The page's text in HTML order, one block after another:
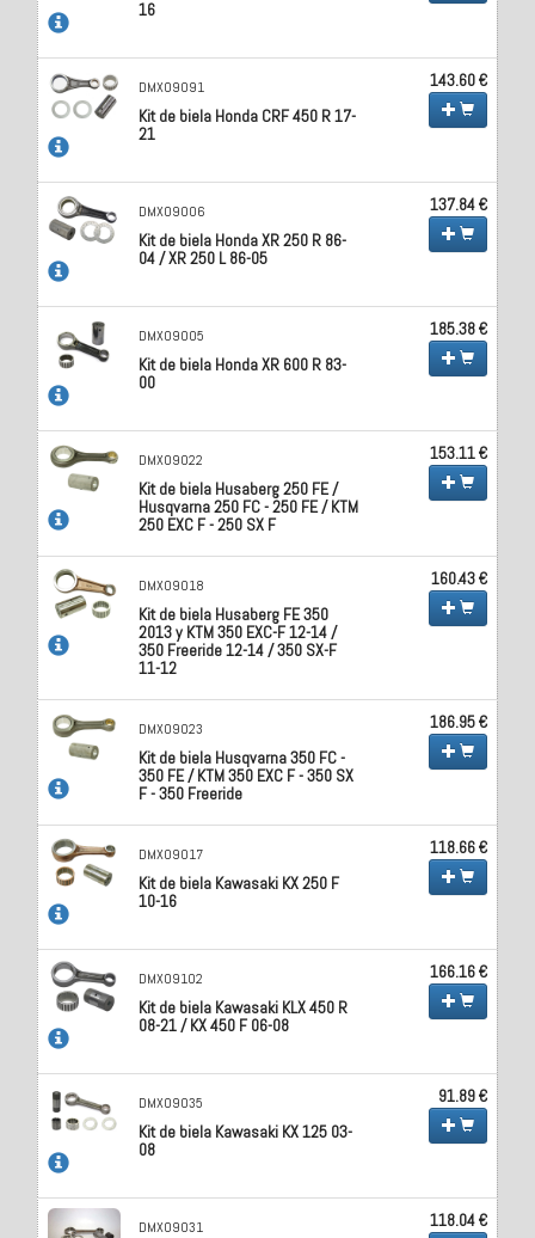
16
DMX09091
Kit de biela Honda CRF 450 R 17-
21
143.60 €
DMX09006
Kit de biela Honda XR 250 R 86-
04 / XR 250 L 86-05
137.84 €
DMX09005
Kit de biela Honda XR 600 R 83-
00
185.38 €
DMX09022
Kit de biela Husaberg 250 FE /
Husqvarna 250 FC - 250 FE / KTM
250 EXC F - 250 SX F
153.11 €
DMX09018
Kit de biela Husaberg FE 350
2013 y KTM 350 EXC-F 12-14 /
350 Freeride 12-14 / 350 SX-F
11-12
160.43 €
DMX09023
Kit de biela Husqvarna 350 FC -
350 FE / KTM 350 EXC F - 350 SX
F - 350 Freeride
186.95 €
DMX09017
Kit de biela Kawasaki KX 250 F
10-16
118.66 €
DMX09102
Kit de biela Kawasaki KLX 450 R
08-21 / KX 450 F 06-08
166.16 €
DMX09035
Kit de biela Kawasaki KX 125 03-
08
91.89 €
DMX09031 118.04 €